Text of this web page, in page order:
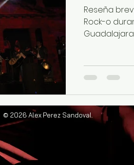
Reseña
Rock-o
© 2026 Alex Perez Sandoval.